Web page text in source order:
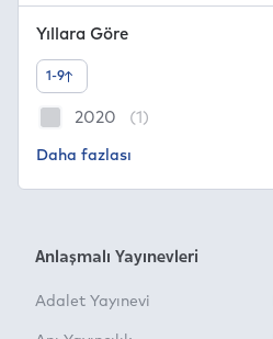
Yıllara Göre
1-9
2020 (1)
Anlaşmalı Yayınevleri
Adalet Yayınevi